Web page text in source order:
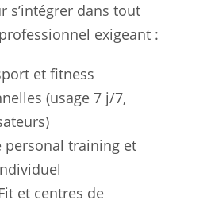
s’intégrer dans tout
exigeant :
et fitness
(usage 7 j/7,
personal training et
et centres de